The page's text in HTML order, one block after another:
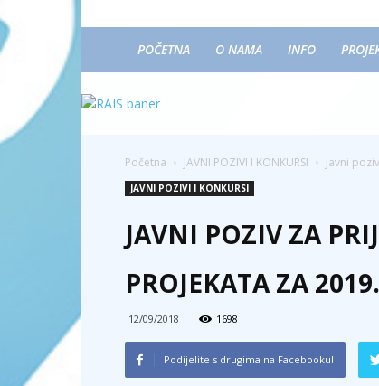
POČETNA O NAMA INFO
Početna JAVNI POZIVI I KONKURSI Javni
JAVNI POZIVI I KONKURSI
JAVNI POZIV ZA
PROJEKATA ZA
12/09/2018 1698
Podijelite s drugima na Facebooku!